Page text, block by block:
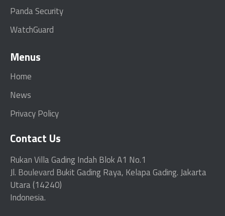
Panda Security
WatchGuard
Menus
Home
News
Privacy Policy
Contact Us
Rukan Villa Gading Indah Blok A1 No.1
Jl. Boulevard Bukit Gading Raya, Kelapa Gading. Jakarta
Utara (14240)
Indonesia.